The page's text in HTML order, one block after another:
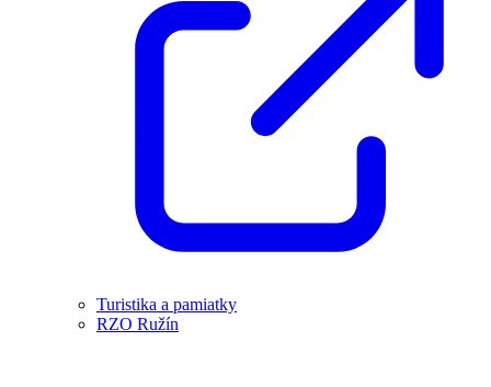
Turistika a pamiatky
RZO Ružín